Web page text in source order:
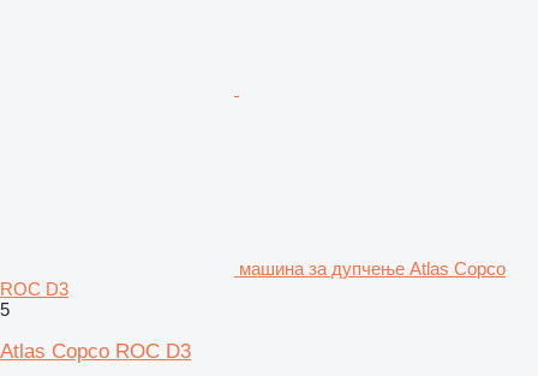
машина за дупчење Atlas Copco
ROC D3
5
Atlas Copco ROC D3